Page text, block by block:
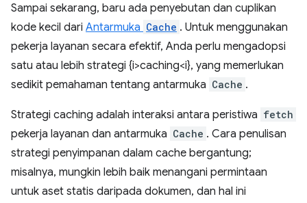
Sampai sekarang, baru ada penyebutan dan cuplikan
kode kecil dari Antarmuka Cache . Untuk menggunakan
pekerja layanan secara efektif, Anda perlu mengadopsi
satu atau lebih strategi {i>caching<i}, yang memerlukan
sedikit pemahaman tentang antarmuka Cache .
Strategi caching adalah interaksi antara peristiwa fetch
pekerja layanan dan antarmuka Cache . Cara penulisan
strategi penyimpanan dalam cache bergantung;
misalnya, mungkin lebih baik menangani permintaan
untuk aset statis daripada dokumen, dan hal ini